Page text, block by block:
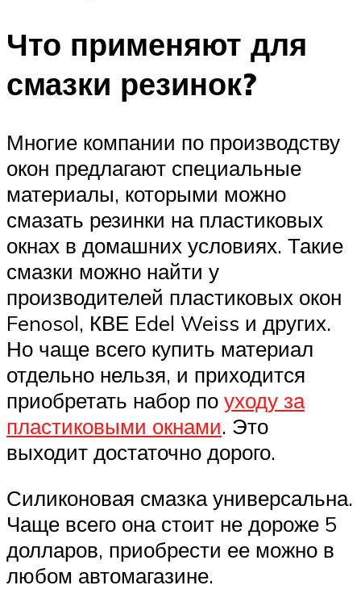
Что применяют для
смазки резинок?
Многие компании по производству
окон предлагают специальные
материалы, которыми можно
смазать резинки на пластиковых
окнах в домашних условиях. Такие
смазки можно найти у
производителей пластиковых окон
Fenosol, КВЕ Edel Weiss и других.
Но чаще всего купить материал
отдельно нельзя, и приходится
приобретать набор по уходу за
пластиковыми окнами. Это
выходит достаточно дорого.
Силиконовая смазка универсальна.
Чаще всего она стоит не дороже 5
долларов, приобрести ее можно в
любом автомагазине.